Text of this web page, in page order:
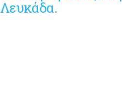
Λευκάδα.